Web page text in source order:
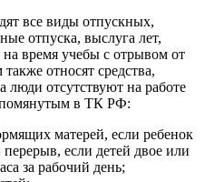
все виды отпускных,
отпуска, выслуга лет,
на время учебы с отрывом от
относят средства,
люди отсутствуют на работе
в ТК РФ:
матерей, если ребенок
перерыв, если детей двое или
за рабочий день;